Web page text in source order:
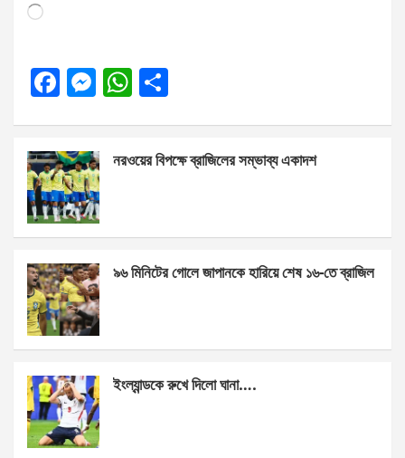
Loading…
F
b
o
o
k
M
n
g
er
W
s
p
e
নরওয়ের বিপক্ষে ব্রাজিলের সম্ভাব্য একাদশ
৯৬ মিনিটের গোলে জাপানকে হারিয়ে শেষ ১৬-তে ব্রাজিল
ইংল্যান্ডকে রুখে দিলো ঘানা….